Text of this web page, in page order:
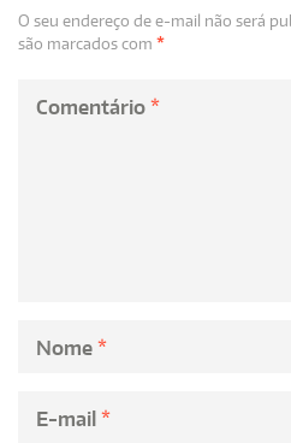
O seu endereço de e-mail não será
são marcados com *
Comentário *
Nome *
E-mail *